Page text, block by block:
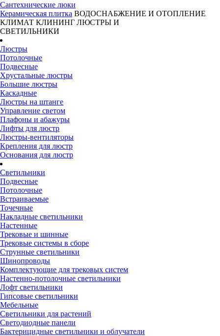
Сантехнические люки
Керамическая плитка ВОДОСНАБЖЕНИЕ И ОТОПЛЕНИЕ
КЛИМАТ КЛИНИНГ ЛЮСТРЫ И
СВЕТИЛЬНИКИ
Люстры
Потолочные
Подвесные
Хрустальные люстры
Большие люстры
Каскадные
Люстры на штанге
Управление светом
Плафоны и абажуры
Лифты для люстр
Люстры-вентиляторы
Крепления для люстр
Основания для люстр
Светильники
Подвесные
Потолочные
Встраиваемые
Точечные
Накладные светильники
Настенные
Трековые и шинные
Трековые системы в сборе
Струнные светильники
Шинопроводы
Комплектующие для трековых систем
Настенно-потолочные светильники
Лофт светильники
Гипсовые светильники
Мебельные
Светильники для растений
Светодиодные панели
Бактерицидные светильники и облучатели